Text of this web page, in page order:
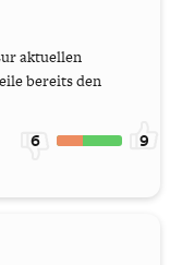
aktuellen
bereits den
6 9